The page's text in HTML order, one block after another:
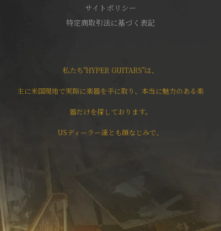
サイトポリシー
特定商取引法に基づく表記
私たち"HYPER GUITARS"は、
主に米国現地で実際に楽器を手に取り、本当に魅力のある楽
器だけを探しております。
USディーラー達とも顔なじみで、